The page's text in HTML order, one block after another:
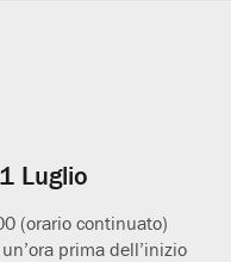
Luglio
(orario continuato)
prima dell’inizio